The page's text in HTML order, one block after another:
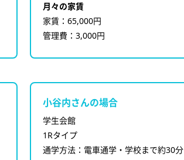
月々の家賃
家賃：65,000円
管理費：3,000円
小谷内さんの場合
学生会館
1Rタイプ
通学方法：電車通学・学校まで約30分